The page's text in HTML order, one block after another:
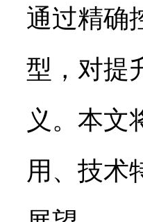
通过精确
型，对提
义。本文
用、技术